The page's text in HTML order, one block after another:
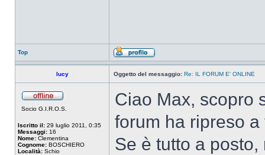
Top
lucy Oggetto del messaggio: Re: IL FORUM E' ONLINE
Socio G.I.R.O.S.
Iscritto il: 29 luglio 2011, 0:35
Messaggi: 16
Nome: Clementina
Cognome: BOSCHIERO
Località: Schio
Ciao Max, scopro
forum ha ripreso
Se è tutto a